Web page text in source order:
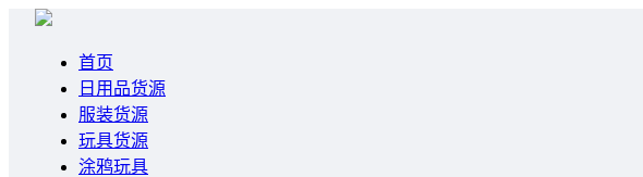
首页
日用品货源
服装货源
玩具货源
涂鸦玩具